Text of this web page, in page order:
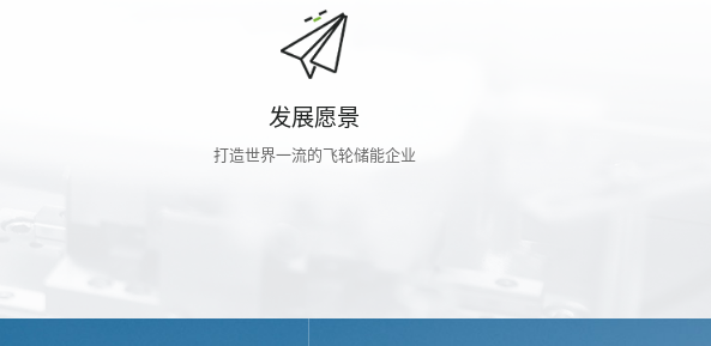
发展愿景
打造世界一流的飞轮储能企业